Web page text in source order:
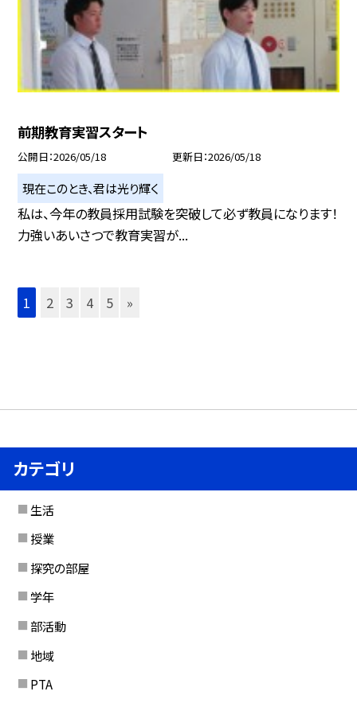
前期教育実習スタート
公開日 2026/05/18 更新日 2026/05/18
現在このとき、君は光り輝く
私は、今年の教員採用試験を突破して必ず教員になります！
力強いあいさつで教育実習が...
1 2 3 4 5 »
カテゴリ
生活
授業
探究の部屋
学年
部活動
地域
PTA